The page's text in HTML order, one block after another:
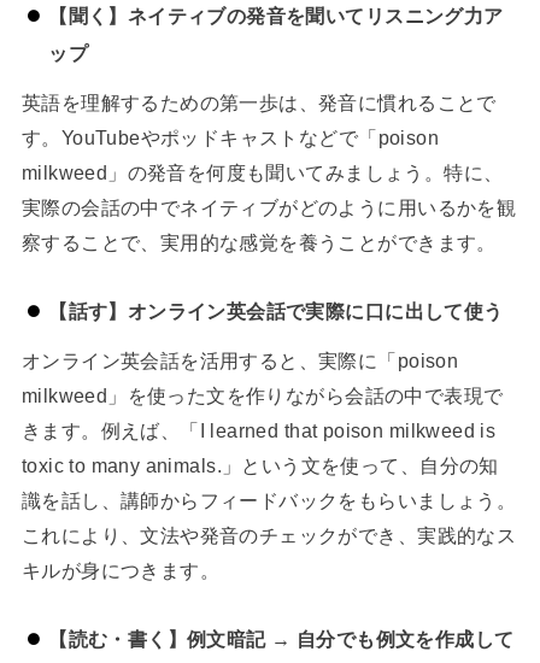
【聞く】ネイティブの発音を聞いてリスニング力ア
ップ
英語を理解するための第一歩は、発音に慣れることで
す。YouTubeやポッドキャストなどで「poison
milkweed」の発音を何度も聞いてみましょう。特に、
実際の会話の中でネイティブがどのように用いるかを観
察することで、実用的な感覚を養うことができます。
【話す】オンライン英会話で実際に口に出して使う
オンライン英会話を活用すると、実際に「poison
milkweed」を使った文を作りながら会話の中で表現で
きます。例えば、「I learned that poison milkweed is
toxic to many animals.」という文を使って、自分の知
識を話し、講師からフィードバックをもらいましょう。
これにより、文法や発音のチェックができ、実践的なス
キルが身につきます。
【読む・書く】例文暗記 → 自分でも例文を作成して